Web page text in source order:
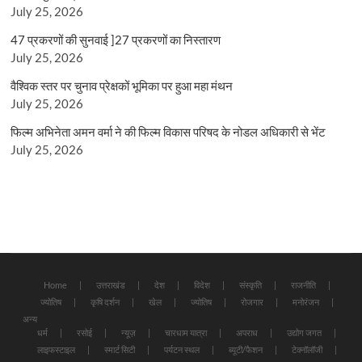
July 25, 2026
47 प्रकरणों की सुनवाई ]27 प्रकरणों का निस्तारण
July 25, 2026
वैश्विक स्तर पर चुनाव प्रेक्षकों भूमिका पर हुआ महा मंथन
July 25, 2026
फिल्म अभिनेता अमन वर्मा ने की फिल्म विकास परिषद के नोडल अधिकारी से भेंट
July 25, 2026
Home उत्तराखंड देश विदेश संस्कृति
राजनीति
ज्योतिष
कृषि दर्शन खेल ज्योतिष रोजगार
मनोरंजन
अन्य
धर्म
रसोई न्यूज़ चारधाम यात्रा अपराध
उद्योग जगत
लाइफस्टाइल
स्मार्ट सिटी पर्यटन स्थल ब्यूटी/फैशन
टेक्नॉलॉजी